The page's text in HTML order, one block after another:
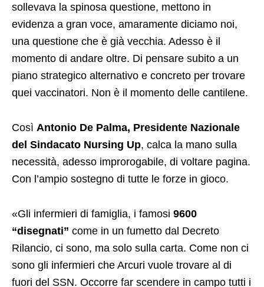
sollevava la spinosa questione, mettono in
evidenza a gran voce, amaramente diciamo noi,
una questione che è già vecchia. Adesso è il
momento di andare oltre. Di pensare subito a un
piano strategico alternativo e concreto per trovare
quei vaccinatori. Non è il momento delle cantilene.
Così Antonio De Palma, Presidente Nazionale
del Sindacato Nursing Up, calca la mano sulla
necessità, adesso improrogabile, di voltare pagina.
Con l’ampio sostegno di tutte le forze in gioco.
«Gli infermieri di famiglia, i famosi 9600
“disegnati” come in un fumetto dal Decreto
Rilancio, ci sono, ma solo sulla carta. Come non ci
sono gli infermieri che Arcuri vuole trovare al di
fuori del SSN. Occorre far scendere in campo tutti i